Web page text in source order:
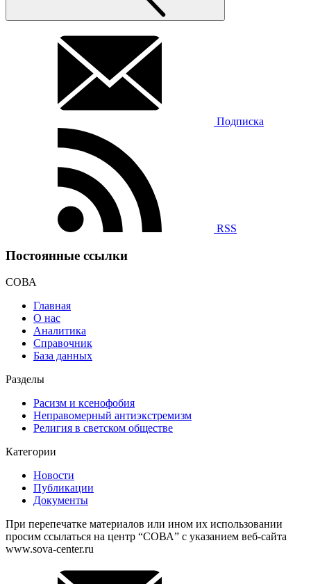
Подписка
RSS
Постоянные ссылки
СОВА
Главная
О нас
Аналитика
Справочник
База данных
Разделы
Расизм и ксенофобия
Неправомерный антиэкстремизм
Религия в светском обществе
Категории
Новости
Публикации
Документы
При перепечатке материалов или ином их использовании
просим ссылаться на центр “СОВА” с указанием веб-сайта
www.sova-center.ru